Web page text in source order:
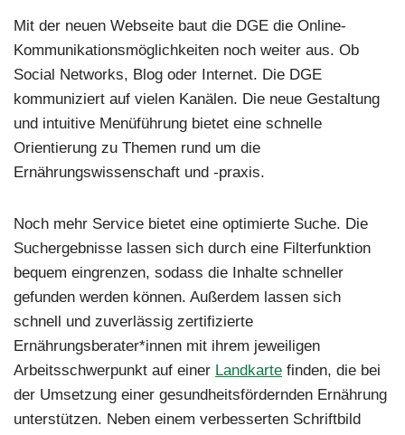
Mit der neuen Webseite baut die DGE die Online-
Kommunikationsmöglichkeiten noch weiter aus. Ob
Social Networks, Blog oder Internet. Die DGE
kommuniziert auf vielen Kanälen. Die neue Gestaltung
und intuitive Menüführung bietet eine schnelle
Orientierung zu Themen rund um die
Ernährungswissenschaft und -praxis.
Noch mehr Service bietet eine optimierte Suche. Die
Suchergebnisse lassen sich durch eine Filterfunktion
bequem eingrenzen, sodass die Inhalte schneller
gefunden werden können. Außerdem lassen sich
schnell und zuverlässig zertifizierte
Ernährungsberater*innen mit ihrem jeweiligen
Arbeitsschwerpunkt auf einer Landkarte finden, die bei
der Umsetzung einer gesundheitsfördernden Ernährung
unterstützen. Neben einem verbesserten Schriftbild